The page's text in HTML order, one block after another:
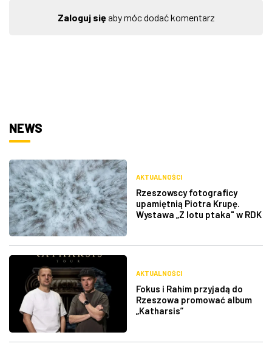
Zaloguj sięaby móc dodać komentarz
NEWS
AKTUALNOŚCI
Rzeszowscy fotograficy
upamiętnią Piotra Krupę.
Wystawa „Z lotu ptaka" w RDK
AKTUALNOŚCI
Fokus i Rahim przyjadą do
Rzeszowa promować album
„Katharsis”